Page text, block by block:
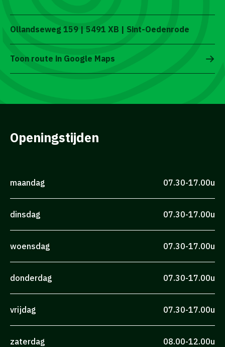
Ollandseweg 159 | 5491 XB | Sint-Oedenrode
Toon route in Google Maps
Openingstijden
maandag 07.30-17.00u
dinsdag 07.30-17.00u
woensdag 07.30-17.00u
donderdag 07.30-17.00u
vrijdag 07.30-17.00u
zaterdag 08.00-12.00u